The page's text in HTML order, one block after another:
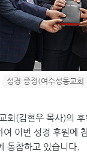
성경 증정(여수성동교회
회 (김현우 목사)의 후
여 이번 성경 후원에
동참하고 있습니다